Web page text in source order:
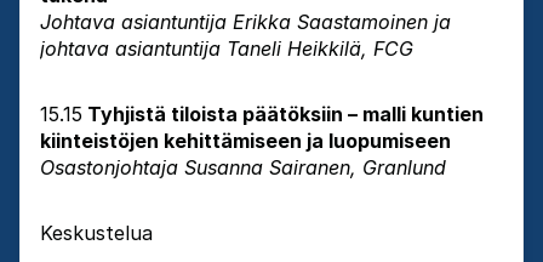
Johtava asiantuntija Erikka Saastamoinen ja
johtava asiantuntija Taneli Heikkilä, FCG
15.15 Tyhjistä tiloista päätöksiin – malli kuntien
kiinteistöjen kehittämiseen ja luopumiseen
Osastonjohtaja Susanna Sairanen, Granlund
Keskustelua